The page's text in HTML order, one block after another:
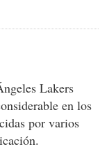
Lakers
en los
por varios